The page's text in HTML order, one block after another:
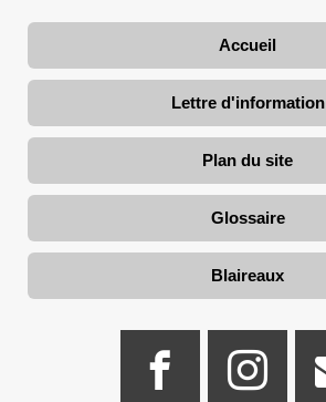
Accueil
Lettre d'information
Plan du site
Glossaire
Blaireaux